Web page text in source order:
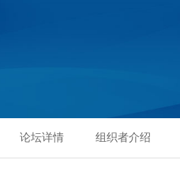
论坛详情 组织者介绍